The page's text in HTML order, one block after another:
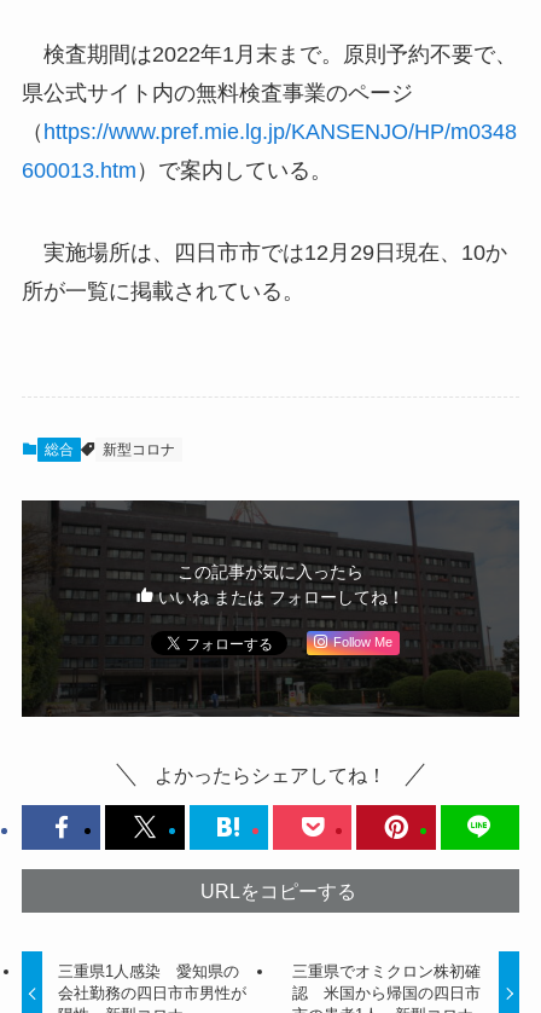
検査期間は2022年1月末まで。原則予約不要で、
県公式サイト内の無料検査事業のページ
（ https://www.pref.mie.lg.jp/KANSENJO/HP/m0348
600013.htm ）で案内している。
実施場所は、四日市市では12月29日現在、10か
所が一覧に掲載されている。
総合 新型コロナ
この記事が気に入ったら
いいね または フォローしてね！
Follow Me
よかったらシェアしてね！
URLをコピーする
三重県1人感染 愛知県の
会社勤務の四日市市男性が
三重県でオミクロン株初確
認 米国から帰国の四日市